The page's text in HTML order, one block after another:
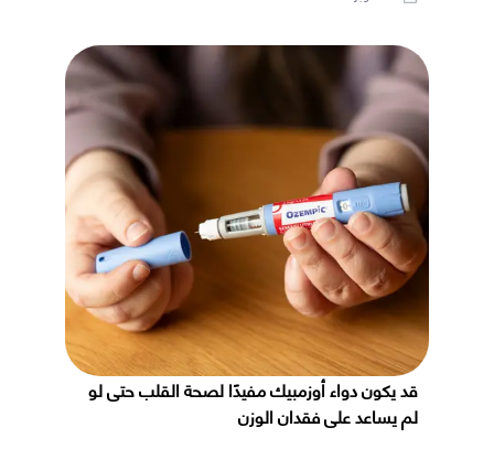
قد يكون دواء أوزمبيك مفيدًا لصحة القلب حتى لو
لم يساعد على فقدان الوزن